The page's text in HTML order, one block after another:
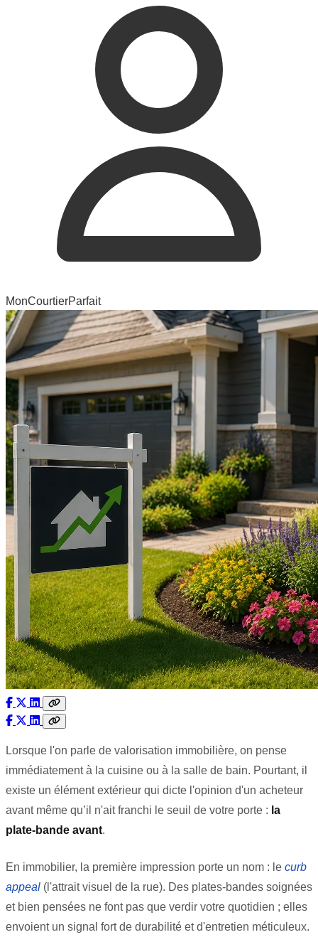
MonCourtierParfait
Lorsque l'on parle de valorisation immobilière, on pense
immédiatement à la cuisine ou à la salle de bain. Pourtant, il
existe un élément extérieur qui dicte l'opinion d'un acheteur
avant même qu’il n'ait franchi le seuil de votre porte : la
plate-bande avant.
En immobilier, la première impression porte un nom : le curb
appeal (l'attrait visuel de la rue). Des plates-bandes soignées
et bien pensées ne font pas que verdir votre quotidien ; elles
envoient un signal fort de durabilité et d'entretien méticuleux.